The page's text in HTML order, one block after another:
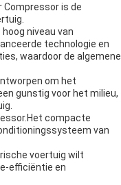
Compressor is de
niveau van
technologie en
waardoor de algemene
om het
gunstig voor het milieu,
compacte
van
voertuig wilt
efficiëntie en